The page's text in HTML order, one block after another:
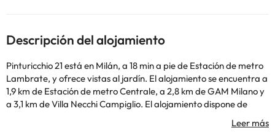
Descripción del alojamiento
Pinturicchio 21 está en Milán, a 18 min a pie de Estación de metro
Lambrate, y ofrece vistas al jardín. El alojamiento se encuentra a
1,9 km de Estación de metro Centrale, a 2,8 km de GAM Milano y
a 3,1 km de Villa Necchi Campiglio. El alojamiento dispone de
pensión ofrece habitaciones con aire acondicionado, armario,